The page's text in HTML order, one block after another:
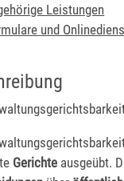
Leistungen
und
Gerichte ausgeübt.